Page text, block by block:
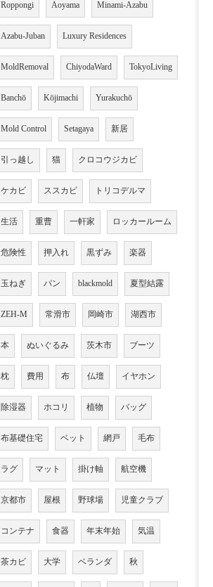
Roppongi Aoyama Minami-Azabu
Azabu-Juban Luxury Residences
MoldRemoval ChiyodaWard TokyoLiving
Banchō Kōjimachi Yurakuchō
Mold Control Setagaya 新居
引っ越し 猫 クロコウジカビ
ケカビ ススカビ トリコデルマ
生活 重曹 一軒家 ロッカールーム
危険性 押入れ 黒ずみ 楽器
玉ねぎ パン blackmold 夏型結露
ZEH-M 常滑市 岡崎市 湖西市
本 ぬいぐるみ 茨木市 ブーツ
枕 費用 布 仏壇 イヤホン
除湿器 ホコリ 植物 バッグ
布基礎住宅 ベット 網戸 毛布
ラグ マット 掛け軸 航空機
京都市 屋根 野球場 児童クラブ
コンテナ 食器 年末年始 気温
茶カビ 大学 ベランダ 秋